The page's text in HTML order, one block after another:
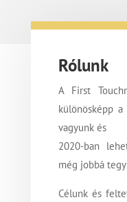
Rólunk
A First
különösképp
vagyunk és
2020-ban
még jobbá
Célunk és